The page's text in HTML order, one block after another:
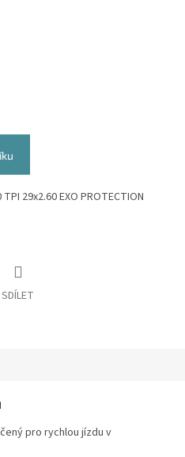
TPI 29x2.60 EXO PROTECTION
SDÍLET
pro rychlou jízdu v